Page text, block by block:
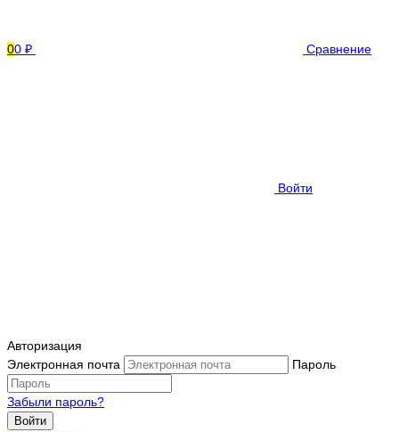
00 ₽ Сравнение
Войти
Авторизация
Электронная почта
Пароль
Забыли пароль?
Войти